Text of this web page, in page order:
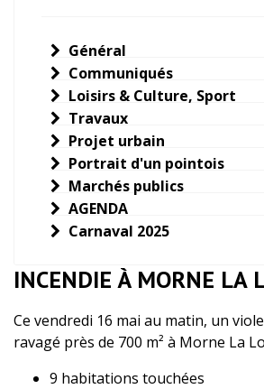
Général
Communiqués
Loisirs & Culture, Sport
Travaux
Projet urbain
Portrait d'un pointois
Marchés publics
AGENDA
Carnaval 2025
INCENDIE À MORNE LA
Ce vendredi 16 mai au matin, un
ravagé près de 700 m² à Morne La
9 habitations touchées